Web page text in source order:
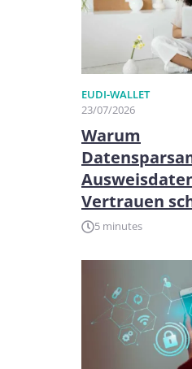
EUDI-WALLET
23/07/2026
Warum
Vertrauen
5 minutes